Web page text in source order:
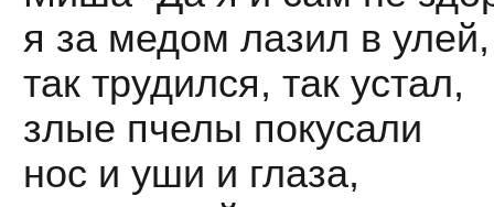
я за медом лазил в улей,
так трудился, так устал,
злые пчелы покусали
нос и уши и глаза,